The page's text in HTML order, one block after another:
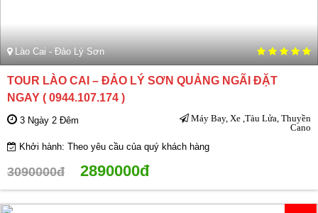
Lào Cai - Đảo Lý Sơn
TOUR LÀO CAI – ĐẢO LÝ SƠN QUẢNG NGÃI ĐẶT
NGAY ( 0944.107.174 )
3 Ngày 2 Đêm
Máy Bay, Xe ,Tàu Lửa, Thuyền
Cano
Khởi hành: Theo yêu cầu của quý khách hàng
3090000đ 2890000đ